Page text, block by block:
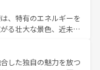
ムコーヒーなどは、ぜ
れてもあたたかい人々
と忘れられない旅にな
ェンマイなどの山岳地
ケットやクラビの美し
とができる。タイ料理
季節にも異なる楽しみ
人々、仏教を中心とし
、特有のエネルギーを
る壮大な景色、近未来
観光スポットが密集し
のも魅力。息をのむよ
した独自の魅力を放つ